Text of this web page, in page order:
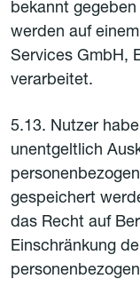
bekannt
werden auf
Services GmbH,
verarbeitet.
5.13. Nutzer
unentgeltlich
gespeichert
das Recht auf
Einschränkung